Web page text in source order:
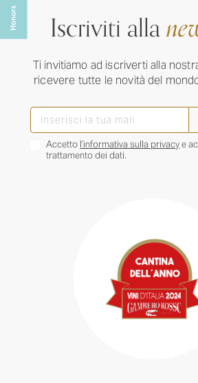
Iscriviti alla
Ti invitiamo ad iscriverti alla
ricevere tutte le novità del
Accetto l’informativa sulla privacye
trattamento dei dati.